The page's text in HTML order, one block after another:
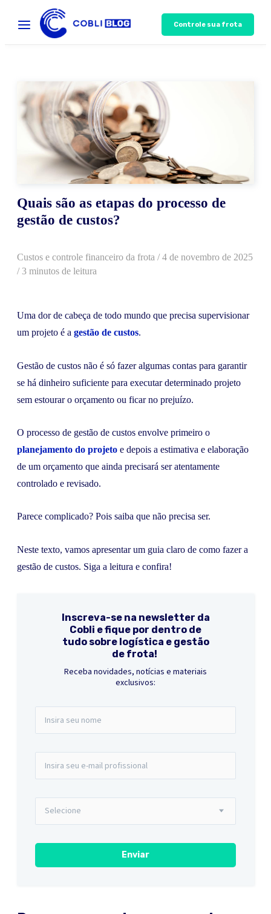
Controle sua frota
Quais são as etapas do processo de
gestão de custos?
Custos e controle financeiro da frota /4 de novembro de 2025
/ 3 minutos de leitura
Uma dor de cabeça de todo mundo que precisa supervisionar
um projeto é a gestão de custos.
Gestão de custos não é só fazer algumas contas para garantir
se há dinheiro suficiente para executar determinado projeto
sem estourar o orçamento ou ficar no prejuízo.
O processo de gestão de custos envolve primeiro o
planejamento do projeto e depois a estimativa e elaboração
de um orçamento que ainda precisará ser atentamente
controlado e revisado.
Parece complicado? Pois saiba que não precisa ser.
Neste texto, vamos apresentar um guia claro de como fazer a
gestão de custos. Siga a leitura e confira!
Inscreva-se na newsletter da
Cobli e fique por dentro de
tudo sobre logística e gestão
de frota!
Receba novidades, notícias e materiais
exclusivos: